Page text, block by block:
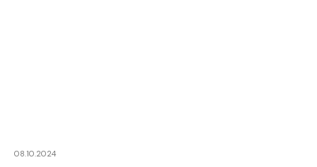
08.10.2024